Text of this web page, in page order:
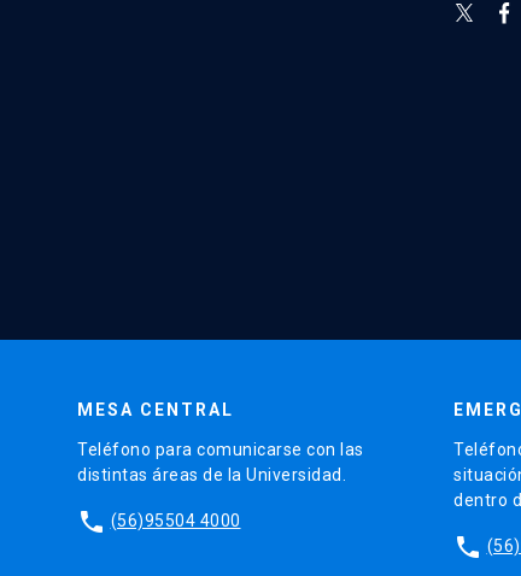
MESA CENTRAL
Teléfono para comunicarse con las
distintas áreas de la Universidad.
phone (56)95504 4000
dentro
phone